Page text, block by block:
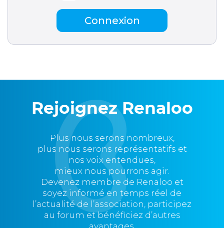
Connexion
Rejoignez Renaloo
Plus nous serons nombreux,
plus nous serons représentatifs et
nos voix entendues,
mieux nous pourrons agir.
Devenez membre de Renaloo et
soyez informé en temps réel de
l’actualité de l’association, participez
au forum et bénéficiez d’autres
avantages.